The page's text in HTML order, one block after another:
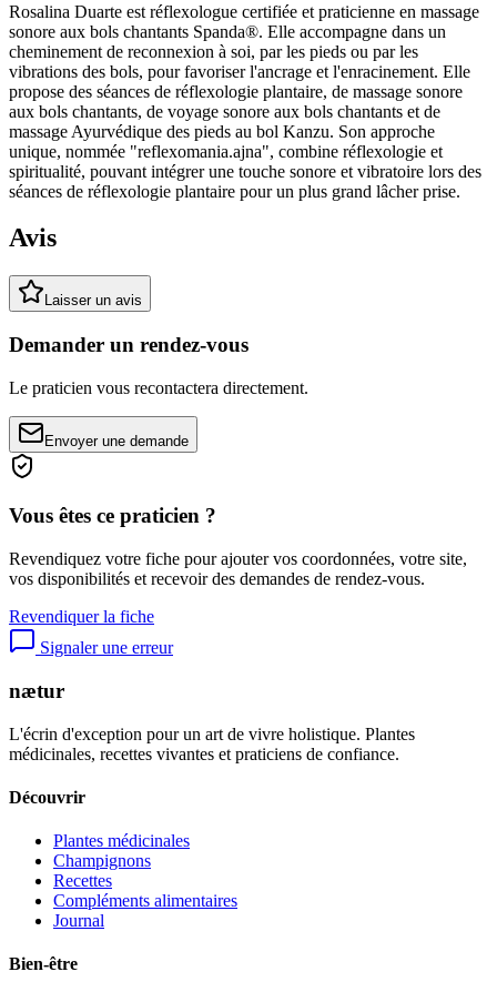
Rosalina Duarte est réflexologue certifiée et praticienne en massage
sonore aux bols chantants Spanda®. Elle accompagne dans un
cheminement de reconnexion à soi, par les pieds ou par les
vibrations des bols, pour favoriser l'ancrage et l'enracinement. Elle
propose des séances de réflexologie plantaire, de massage sonore
aux bols chantants, de voyage sonore aux bols chantants et de
massage Ayurvédique des pieds au bol Kanzu. Son approche
unique, nommée "reflexomania.ajna", combine réflexologie et
spiritualité, pouvant intégrer une touche sonore et vibratoire lors des
séances de réflexologie plantaire pour un plus grand lâcher prise.
Avis
Laisser un avis
Demander un rendez-vous
Le praticien vous recontactera directement.
Envoyer une demande
Vous êtes ce praticien ?
Revendiquez votre fiche pour ajouter vos coordonnées, votre site,
vos disponibilités et recevoir des demandes de rendez-vous.
Revendiquer la fiche
Signaler une erreur
nætur
L'écrin d'exception pour un art de vivre holistique. Plantes
médicinales, recettes vivantes et praticiens de confiance.
Découvrir
Plantes médicinales
Champignons
Recettes
Compléments alimentaires
Journal
Bien-être